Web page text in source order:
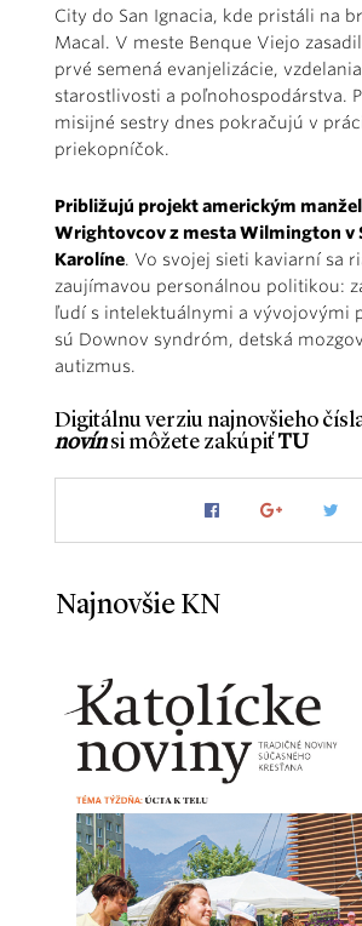
City do San Ignacia, kde pristáli na
Macal. V meste Benque Viejo
prvé semená evanjelizácie,
starostlivosti a poľnohospodárstva.
misijné sestry dnes pokračujú v
priekopníčok.
Približujú projekt americkým
Wrightovcov z mesta Wilmington v
Karolíne. Vo svojej sieti kaviarní sa
zaujímavou personálnou politikou:
ľudí s intelektuálnymi a vývojovými
sú Downov syndróm, detská
autizmus.
Digitálnu verziu najnovšieho
novínsi môžete zakúpiť TU
Najnovšie KN